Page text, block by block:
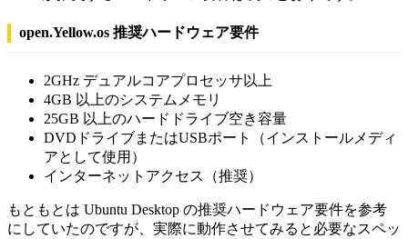
open.Yellow.os 推奨ハードウェア要件
2GHz デュアルコアプロセッサ以上
4GB 以上のシステムメモリ
25GB 以上のハードドライブ空き容量
DVDドライブまたはUSBポート（インストールメディ
アとして使用）
インターネットアクセス（推奨）
もともとは Ubuntu Desktop の推奨ハードウェア要件を参考
にしていたのですが、実際に動作させてみると必要なスペッ